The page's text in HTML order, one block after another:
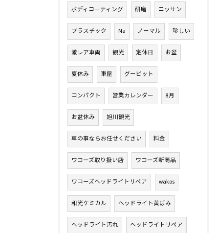
ボディコーティング 研磨 ニッサン
プラスチック Na ノーマル 珍しい
激レア車両 観光 定休日 お盆
夏休み 車屋 グーピット
コンパクト 営業カレンダー 8月
お盆休み 旭川観光
車の事ならお任せください 料金
ワコーズ取り扱い店 ワコーズ新商品
ワコーズヘッドライトリペア wakos
和光ケミカル ヘッドライト黄ばみ
ヘッドライト汚れ ヘッドライトリペア